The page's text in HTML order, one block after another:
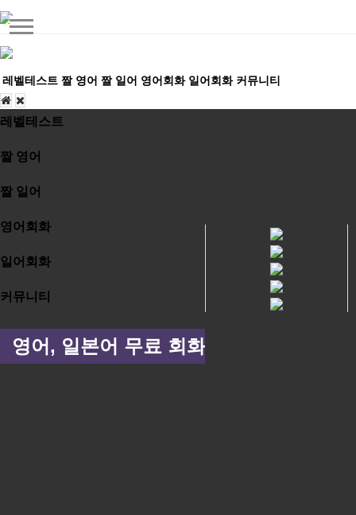
레벨테스트
짤 영어
짤 일어
영어회화
일어회화
커뮤니티
레벨테스트 짤 영어 짤 일어 영어회화 일어회화 커뮤니티
영어, 일본어 무료 회화